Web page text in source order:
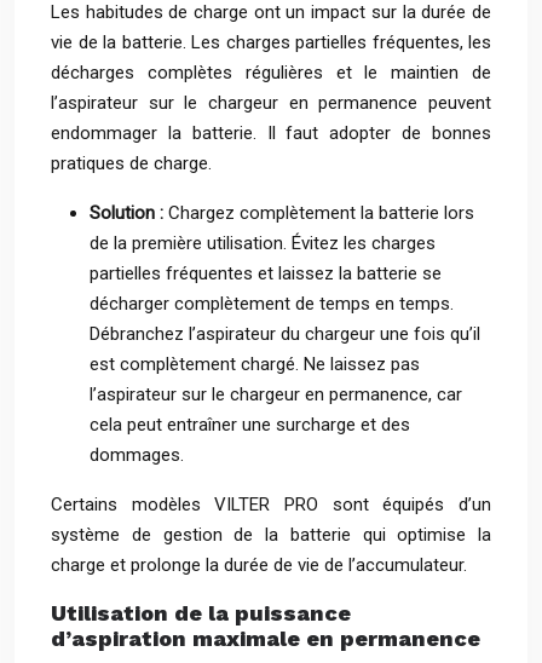
Les habitudes de charge ont un impact sur la durée de
vie de la batterie. Les charges partielles fréquentes, les
décharges complètes régulières et le maintien de
l’aspirateur sur le chargeur en permanence peuvent
endommager la batterie. Il faut adopter de bonnes
pratiques de charge.
Solution : Chargez complètement la batterie lors
de la première utilisation. Évitez les charges
partielles fréquentes et laissez la batterie se
décharger complètement de temps en temps.
Débranchez l’aspirateur du chargeur une fois qu’il
est complètement chargé. Ne laissez pas
l’aspirateur sur le chargeur en permanence, car
cela peut entraîner une surcharge et des
dommages.
Certains modèles VILTER PRO sont équipés d’un
système de gestion de la batterie qui optimise la
charge et prolonge la durée de vie de l’accumulateur.
Utilisation de la puissance
d’aspiration maximale en permanence